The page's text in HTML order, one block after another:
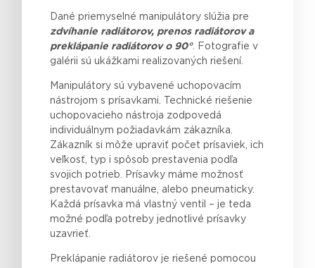
Dané priemyselné manipulátory slúžia pre
zdvíhanie radiátorov, prenos radiátorov a
preklápanie radiátorov o 90°. Fotografie v
galérii sú ukážkami realizovaných riešení.
Manipulátory sú vybavené uchopovacím
nástrojom s prísavkami. Technické riešenie
uchopovacieho nástroja zodpovedá
individuálnym požiadavkám zákazníka.
Zákazník si môže upraviť počet prísaviek, ich
veľkosť, typ i spôsob prestavenia podľa
svojich potrieb. Prísavky máme možnosť
prestavovať manuálne, alebo pneumaticky.
Každá prísavka má vlastný ventil – je teda
možné podľa potreby jednotlivé prísavky
uzavrieť.
Preklápanie radiátorov je riešené pomocou